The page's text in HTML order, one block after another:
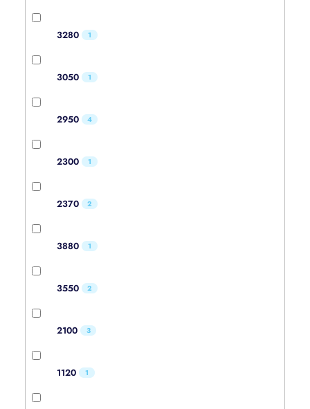
3280 1
3050 1
2950 4
2300 1
2370 2
3880 1
3550 2
2100 3
1120 1